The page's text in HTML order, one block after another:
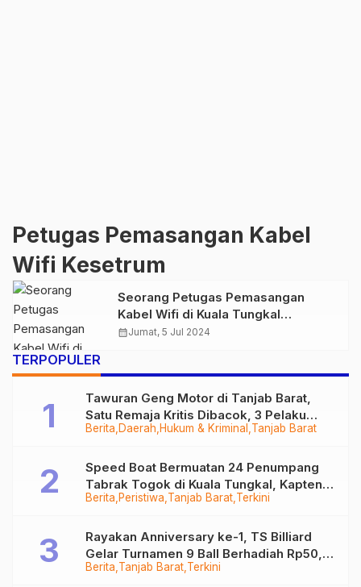
Petugas Pemasangan Kabel
Wifi Kesetrum
Seorang Petugas Pemasangan
Kabel Wifi di Kuala Tungkal
Kesetrum
calendar_monthJumat, 5 Jul 2024
TERPOPULER
Berita Daerah Hukum & Kriminal Tanjab Barat
Tawuran Geng Motor di Tanjab Barat,
Satu Remaja Kritis Dibacok, 3 Pelaku
Ditangkap
Berita Peristiwa Tanjab Barat Terkini
Speed Boat Bermuatan 24 Penumpang
Tabrak Togok di Kuala Tungkal, Kapten
Sempat Hilang
Berita Tanjab Barat Terkini
Rayakan Anniversary ke-1, TS Billiard
Gelar Turnamen 9 Ball Berhadiah Rp50,8
Juta